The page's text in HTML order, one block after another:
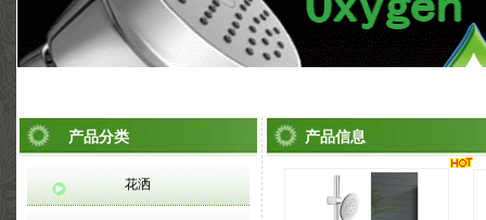
产品分类
花洒
产品信息